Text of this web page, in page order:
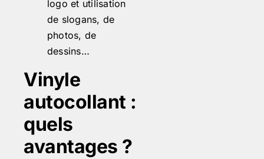
logo et utilisation
de slogans, de
photos, de
dessins…
Vinyle
autocollant :
quels
avantages ?